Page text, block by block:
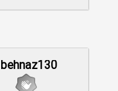
behnaz130